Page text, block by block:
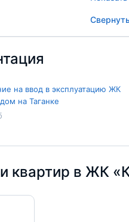
на ввод в эксплуатацию ЖК
на Таганке
квартир в ЖК